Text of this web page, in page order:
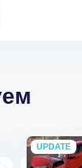
UPDATE
NEW